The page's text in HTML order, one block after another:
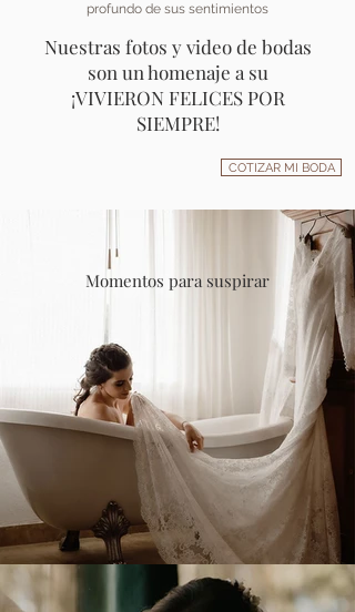
profundo de sus sentimientos
Nuestras fotos y video de bodas
son un homenaje a su
¡VIVIERON FELICES POR
SIEMPRE!
COTIZAR MI BODA
Momentos para suspirar